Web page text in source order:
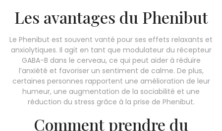
Les avantages du Phenibut
Le Phenibut est souvent vanté pour ses effets relaxants et
anxiolytiques. Il agit en tant que modulateur du récepteur
GABA-B dans le cerveau, ce qui peut aider à réduire
l’anxiété et favoriser un sentiment de calme. De plus,
certaines personnes rapportent une amélioration de leur
humeur, une augmentation de la sociabilité et une
réduction du stress grâce à la prise de Phenibut.
Comment prendre du